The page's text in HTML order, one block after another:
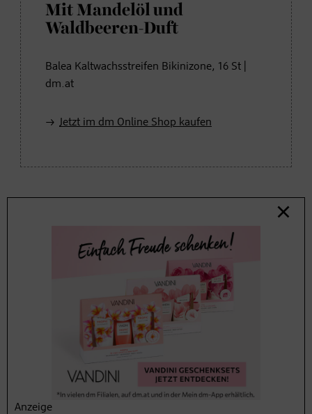
Mit Mandelöl und
Waldbeeren-Duft
Balea Kaltwachsstreifen Bikinizone, 16 St |
dm.at
Jetzt im dm Online Shop kaufen
Sugaring
Ähnlich wie Waxing, aber schonender –
war bereits im alten Ägypten als Methode zur
Haarentfernung beliebt. Die Sugaring-Paste setzt sich
deshalb deutlich schonender zur Haut als Waxing.
Anzeige